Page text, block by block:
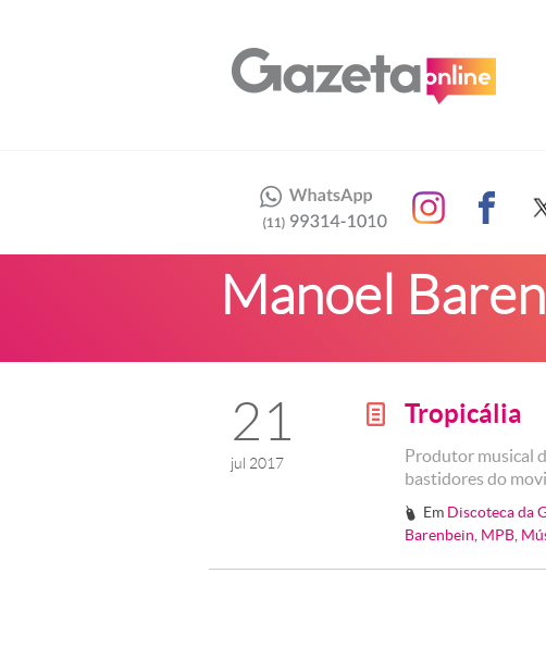
Manoel
21
jul 2017
g Tropicália
Produtor musical
bastidores do
# Em Discoteca da
Barenbein MPB